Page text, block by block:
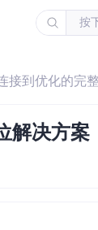
按
接到优化的完
决方案